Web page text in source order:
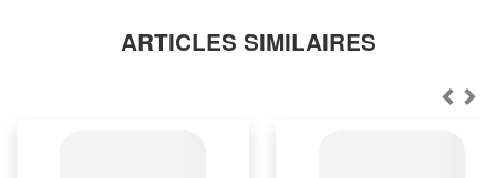
ARTICLES SIMILAIRES